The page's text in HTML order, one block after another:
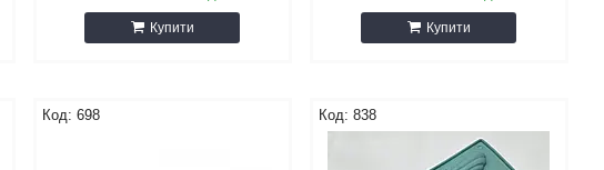
Купити Купити
698 838